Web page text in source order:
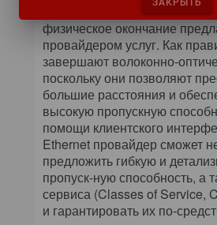
Со стороны сети NTU
физическое окончание
провайдером услуг. Как
завершают волоконно-
поскольку они позволяют
большие расстояния и
высокую пропускную
помощи клиентского
Ethernet провайдер сможет
предложить гибкую и
пропуск-ную способность, а
сервиса (Classes of Service,
и гарантировать их по-
ЗАКРЫТЬ